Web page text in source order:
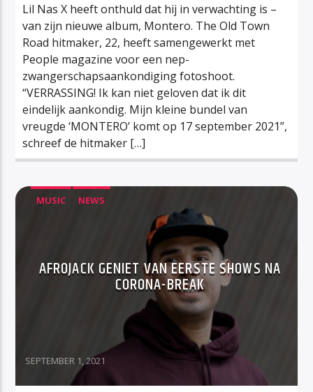
Lil Nas X heeft onthuld dat hij in verwachting is –
van zijn nieuwe album, Montero. The Old Town
Road hitmaker, 22, heeft samengewerkt met
People magazine voor een nep-
zwangerschapsaankondiging fotoshoot.
“VERRASSING! Ik kan niet geloven dat ik dit
eindelijk aankondig. Mijn kleine bundel van
vreugde ‘MONTERO’ komt op 17 september 2021”,
schreef de hitmaker […]
MUSIC NEWS
AFROJACK GENIET VAN EERSTE SHOWS NA
CORONA-BREAK
SEPTEMBER 1, 2021